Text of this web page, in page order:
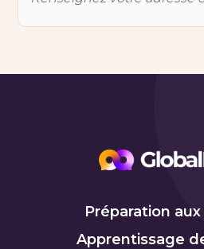
Préparation
Apprentissage